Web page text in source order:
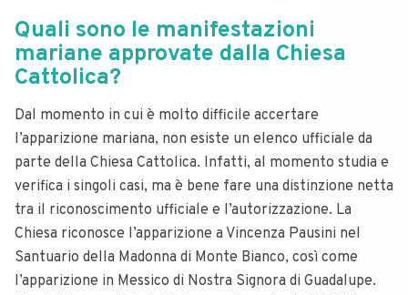
Quali sono le manifestazioni
mariane approvate dalla Chiesa
Cattolica?
Dal momento in cui è molto difficile accertare
l’apparizione mariana, non esiste un elenco ufficiale da
parte della Chiesa Cattolica. Infatti, al momento studia e
verifica i singoli casi, ma è bene fare una distinzione netta
tra il riconoscimento ufficiale e l’autorizzazione. La
Chiesa riconosce l’apparizione a Vincenza Pausini nel
Santuario della Madonna di Monte Bianco, così come
l’apparizione in Messico di Nostra Signora di Guadalupe.